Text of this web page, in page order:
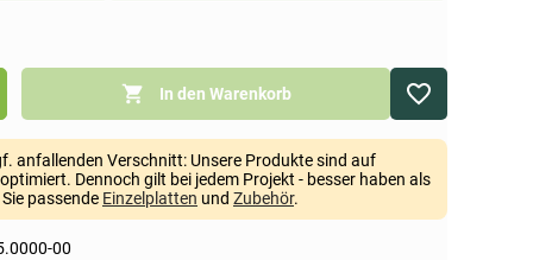
00
In den Warenkorb
anfallenden Verschnitt: Unsere Produkte sind auf
Dennoch gilt bei jedem Projekt - besser haben als
passende Einzelplatten und Zubehör.